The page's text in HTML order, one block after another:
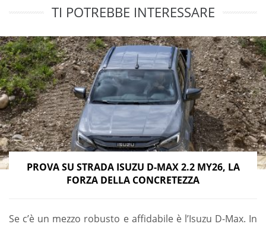
TI POTREBBE INTERESSARE
PROVA SU STRADA ISUZU D-MAX 2.2 MY26, LA
FORZA DELLA CONCRETEZZA
Se c’è un mezzo robusto e affidabile è l’Isuzu D-Max. In